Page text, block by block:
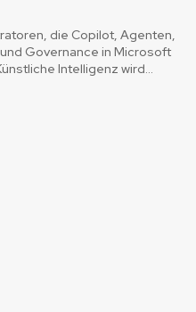
die Copilot, Agenten,
Governance in Microsoft
Intelligenz wird...